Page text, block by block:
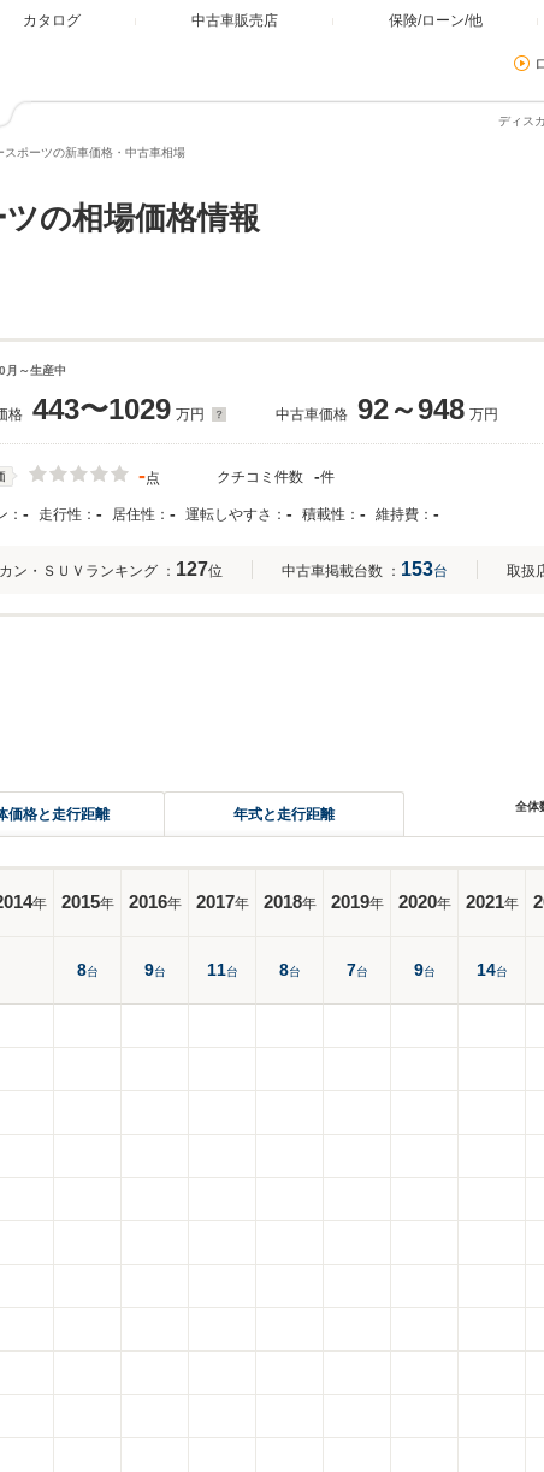
カタログ 中古車販売店 保険/ローン/他
ディス
スポーツの新車価格・中古車相場
の相場価格情報
月～生産中
格 443〜1029 万円 中古車価格 92～948 万円
-点 クチコミ件数 -件
： - 走行性： - 居住性： - 運転しやすさ： - 積載性： - 維持費： -
ン・ＳＵＶランキング ： 127位 中古車掲載台数 ： 153台 取扱
価格と走行距離 年式と走行距離 全体
年 2015年 2016年 2017年 2018年 2019年 2020年 2021年
8台 9台 11台 8台 7台 9台 14台